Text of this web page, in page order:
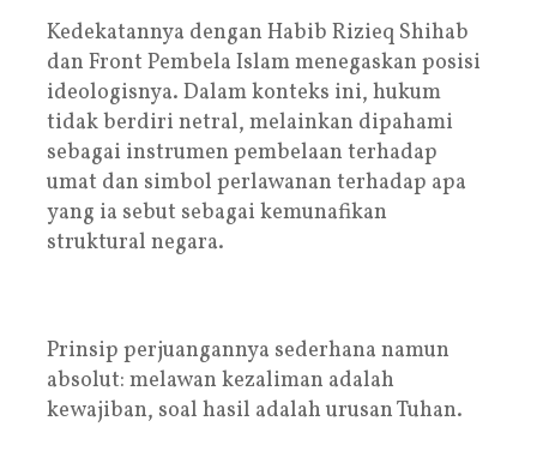
Kedekatannya dengan Habib Rizieq Shihab
dan Front Pembela Islam menegaskan posisi
ideologisnya. Dalam konteks ini, hukum
tidak berdiri netral, melainkan dipahami
sebagai instrumen pembelaan terhadap
umat dan simbol perlawanan terhadap apa
yang ia sebut sebagai kemunafikan
struktural negara.
Prinsip perjuangannya sederhana namun
absolut: melawan kezaliman adalah
kewajiban, soal hasil adalah urusan Tuhan.